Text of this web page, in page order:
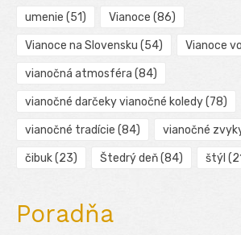
umenie (51) Vianoce (86)
Vianoce na Slovensku (54) Vianoce
vianočná atmosféra (84)
vianočné darčeky vianočné koledy(78)
vianočné tradície (84) vianočné
čibuk(23) Štedrý deň(84) štýl
Poradňa